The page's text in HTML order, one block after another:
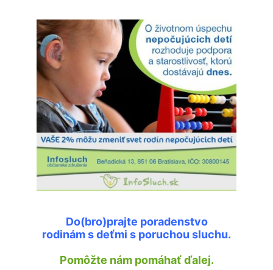
Podporte nás
Do(bro)prajte poradenstvo
rodinám s deťmi s poruchou sluchu.
Pomôžte nám pomáhať ďalej.